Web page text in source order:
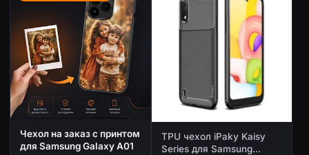
Чехол на заказ с принтом
для Samsung Galaxy A01
TPU чехол iPaky Kaisy
Series для Samsung